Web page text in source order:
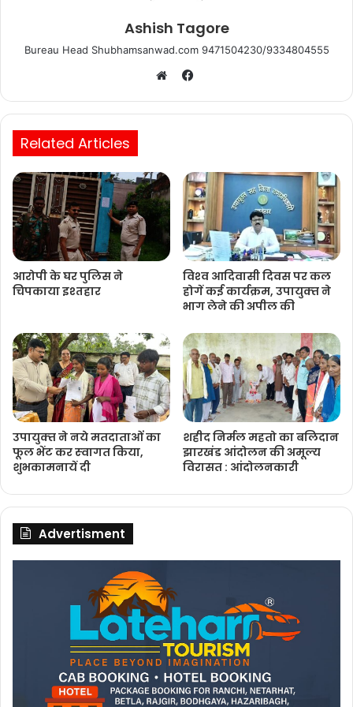
Ashish Tagore
Bureau Head Shubhamsanwad.com 9471504230/9334804555
Facebook
Related Articles
आरोपी के घर पुलिस ने
चिपकाया इश्तहार
विश्‍व आदिवासी दिवस पर कल
होगें कई कार्यक्रम, उपायुक्‍त ने
भाग लेने की अपील की
उपायुक्‍त ने नये मतदाताओंं का
फूल भेंट कर स्‍वागत किया,
शुभकामनायें दी
शहीद निर्मल महतो का बलिदान
झारखंड आंदोलन की अमूल्य
विरासत : आंदोलनकारी
Advertisment